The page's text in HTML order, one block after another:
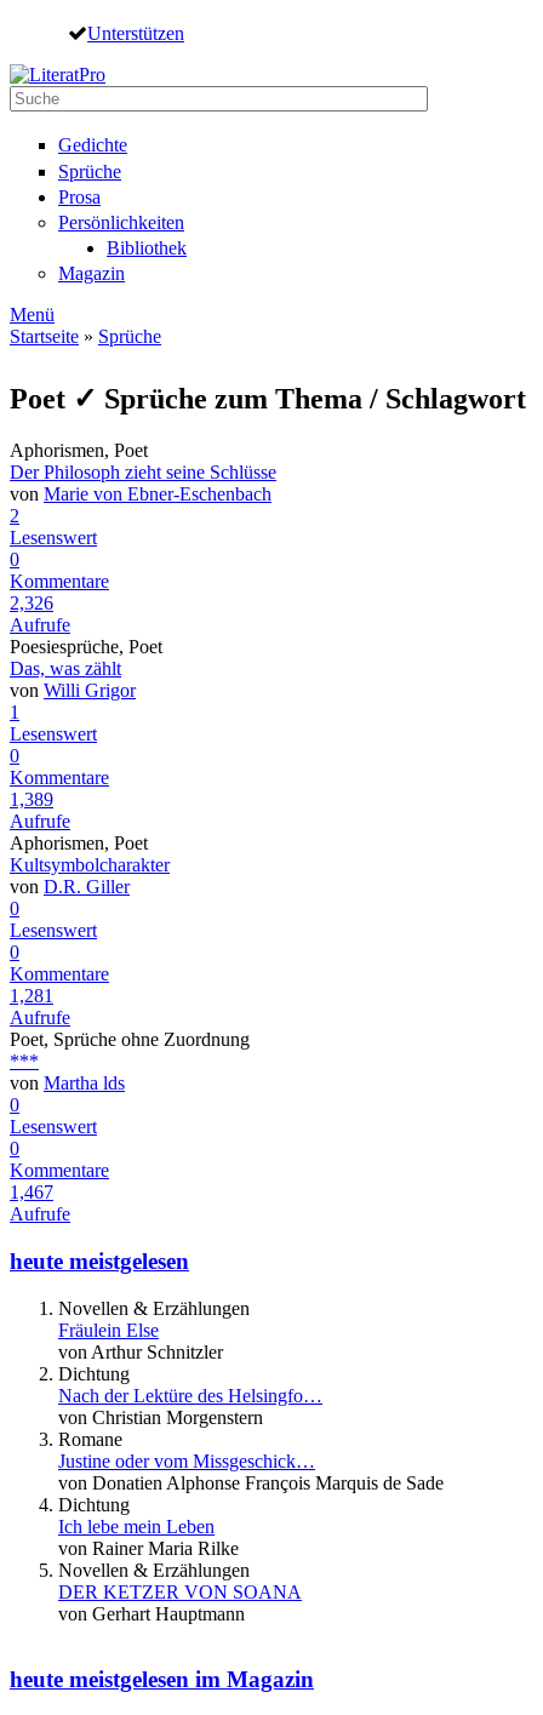
Direkt zum Inhalt
Unterstützen
Suche
Gedichte
Sprüche
Prosa
Persönlichkeiten
Bibliothek
Magazin
Menü
Startseite » Sprüche
Poet ✓ Sprüche zum Thema / Schlagwort
Aphorismen, Poet
Der Philosoph zieht seine Schlüsse
von Marie von Ebner-Eschenbach
2
Lesenswert
0
Kommentare
2,326
Aufrufe
Poesiesprüche, Poet
Das, was zählt
von Willi Grigor
1
Lesenswert
0
Kommentare
1,389
Aufrufe
Aphorismen, Poet
Kultsymbolcharakter
von D.R. Giller
0
Lesenswert
0
Kommentare
1,281
Aufrufe
Poet, Sprüche ohne Zuordnung
***
von Martha lds
0
Lesenswert
0
Kommentare
1,467
Aufrufe
heute meistgelesen
Novellen & Erzählungen
Fräulein Else
von Arthur Schnitzler
Dichtung
Nach der Lektüre des Helsingfo…
von Christian Morgenstern
Romane
Justine oder vom Missgeschick…
von Donatien Alphonse François Marquis de Sade
Dichtung
Ich lebe mein Leben
von Rainer Maria Rilke
Novellen & Erzählungen
DER KETZER VON SOANA
von Gerhart Hauptmann
heute meistgelesen im Magazin